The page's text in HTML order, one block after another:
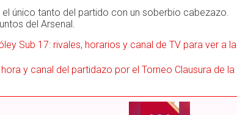
único tanto del partido con un soberbio cabezazo.
del Arsenal.
Sub 17: rivales, horarios y canal de TV para ver a la
y canal del partidazo por el Torneo Clausura de la